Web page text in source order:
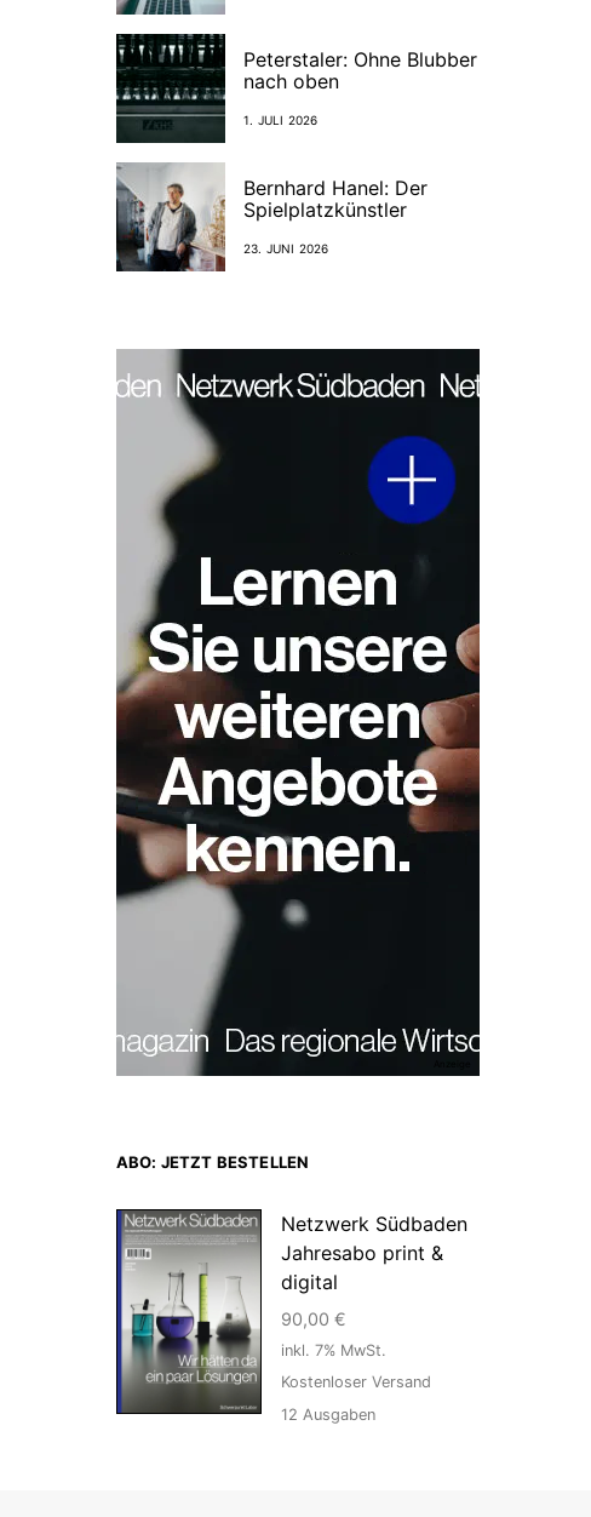
Peterstaler: Ohne Blubber
nach oben
1. JULI 2026
Bernhard Hanel: Der
Spielplatzkünstler
23. JUNI 2026
ABO: JETZT BESTELLEN
Netzwerk Südbaden
Jahresabo print &
digital
90,00 €
inkl. 7% MwSt.
Kostenloser Versand
12 Ausgaben